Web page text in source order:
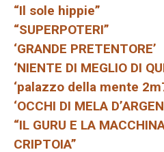
“Il sole hippie”
“SUPERPOTERI”
‘GRANDE PRETENTORE’
‘NIENTE DI MEGLIO DI
‘palazzo della mente
‘OCCHI DI MELA
“IL GURU E LA
CRIPTOIA”